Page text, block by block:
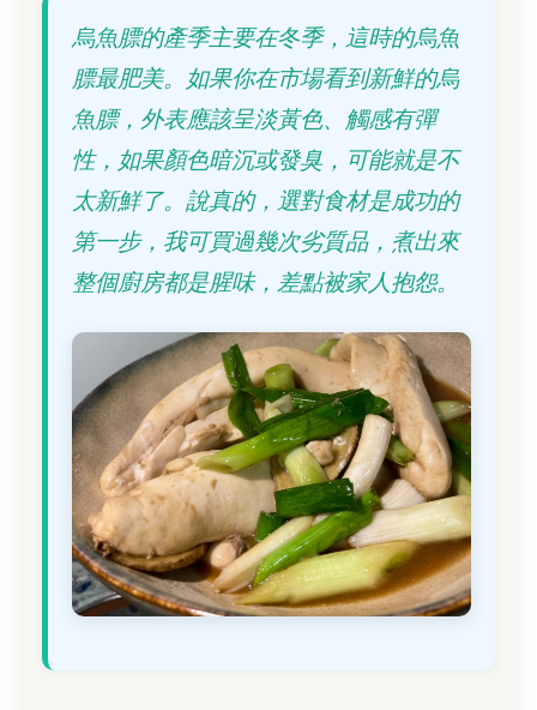
烏魚膘的產季主要在冬季，這時的烏魚
膘最肥美。如果你在市場看到新鮮的烏
魚膘，外表應該呈淡黃色、觸感有彈
性，如果顏色暗沉或發臭，可能就是不
太新鮮了。說真的，選對食材是成功的
第一步，我可買過幾次劣質品，煮出來
整個廚房都是腥味，差點被家人抱怨。